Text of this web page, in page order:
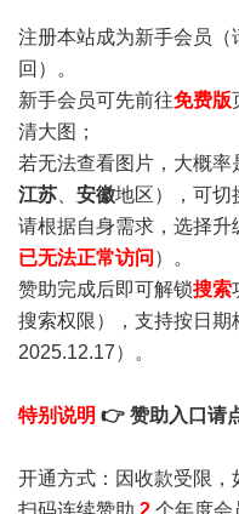
注册本站成为新手会员
回）。
新手会员可先前往免费版
清大图；
若无法查看图片，大概
江苏
安徽地区），可切
请根据自身需求，选择升
已无法正常访问 ）。
赞助完成后即可解锁搜索
搜索权限），支持按日期
2025.12.17）。
特别说明 👉 赞助入口请
开通方式：因收款受限
扫码连续赞助 2 个年度会